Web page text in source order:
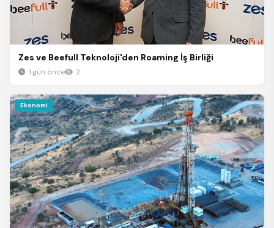
Zes ve Beefull Teknoloji'den Roaming İş Birliği
1 gün önce 2
Ekonomi